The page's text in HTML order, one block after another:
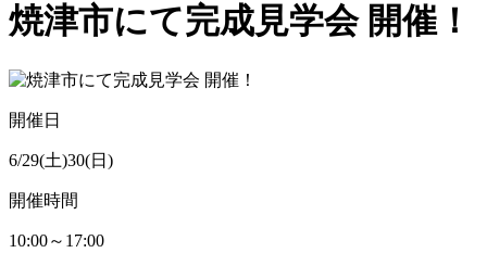
焼津市にて完成見学会 開催！
開催日
6/29(土)30(日)
開催時間
10:00～17:00